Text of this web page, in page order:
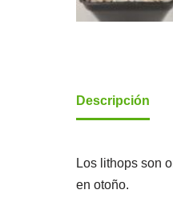
Descripción
Los lithops son
en otoño.